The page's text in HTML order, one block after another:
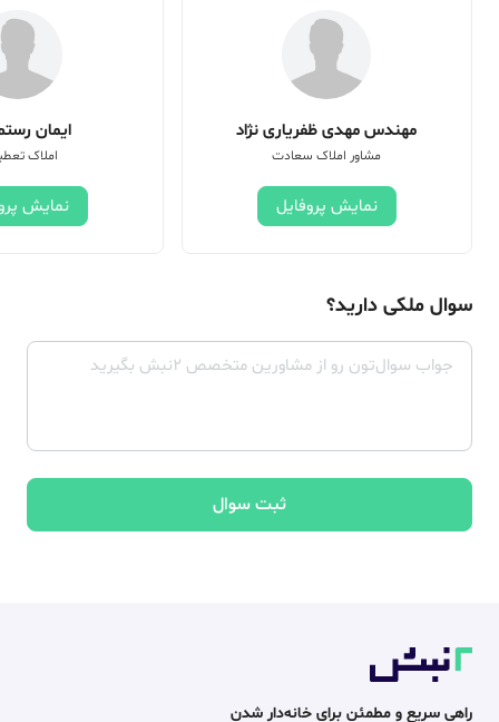
مهندس مهدی ظفریاری نژاد
مشاور املاک سعادت
نمایش پروفایل
ایمان
املاک
نمایش
سوال ملکی دارید؟
ثبت سوال
راهی سریع و مطمئن برای خانه‌دار شدن